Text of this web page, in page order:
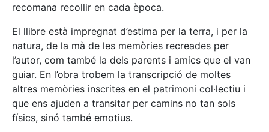
recomana recollir en cada època.
El llibre està impregnat d’estima per la terra, i per la
natura, de la mà de les memòries recreades per
l’autor, com també la dels parents i amics que el van
guiar. En l’obra trobem la transcripció de moltes
altres memòries inscrites en el patrimoni col·lectiu i
que ens ajuden a transitar per camins no tan sols
físics, sinó també emotius.